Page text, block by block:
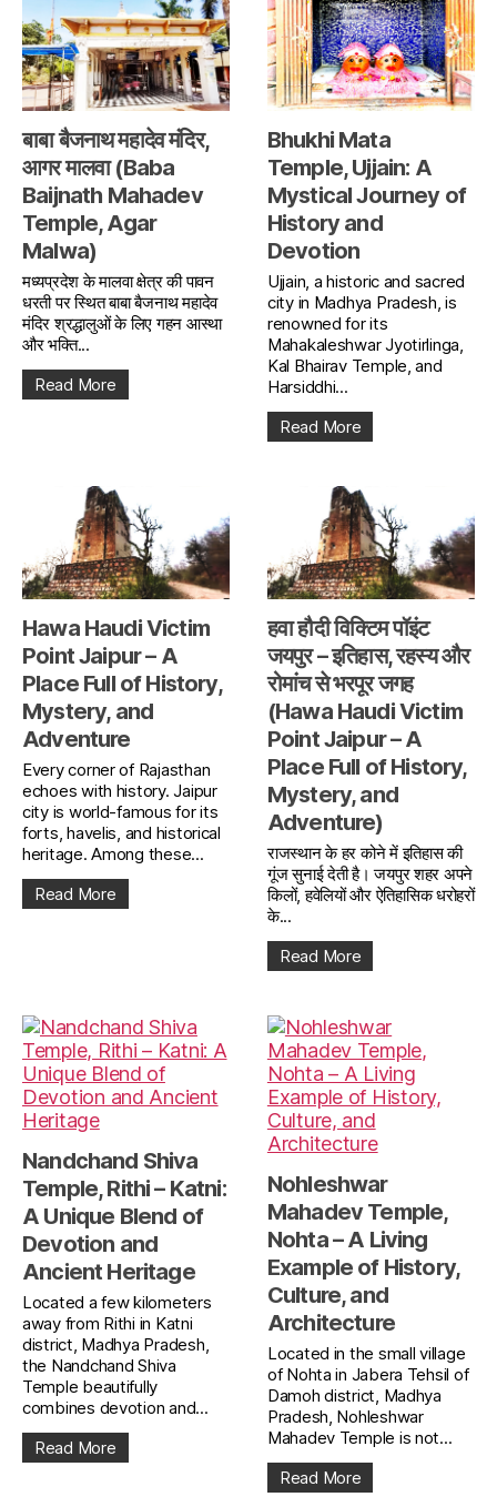
बाबा बैजनाथ महादेव मंदिर,
आगर मालवा (Baba
Baijnath Mahadev
Temple, Agar
Malwa)
मध्यप्रदेश के मालवा क्षेत्र की पावन
धरती पर स्थित बाबा बैजनाथ महादेव
मंदिर श्रद्धालुओं के लिए गहन आस्था
और भक्ति...
Read More
Bhukhi Mata
Temple, Ujjain: A
Mystical Journey of
History and
Devotion
Ujjain, a historic and sacred
city in Madhya Pradesh, is
renowned for its
Mahakaleshwar Jyotirlinga,
Kal Bhairav Temple, and
Harsiddhi...
Read More
Hawa Haudi Victim
Point Jaipur – A
Place Full of History,
Mystery, and
Adventure
Every corner of Rajasthan
echoes with history. Jaipur
city is world-famous for its
forts, havelis, and historical
heritage. Among these...
Read More
हवा हौदी विक्टिम पॉइंट
जयपुर – इतिहास, रहस्य और
रोमांच से भरपूर जगह
(Hawa Haudi Victim
Point Jaipur – A
Place Full of History,
Mystery, and
Adventure)
राजस्थान के हर कोने में इतिहास की
गूंज सुनाई देती है। जयपुर शहर अपने
किलों, हवेलियों और ऐतिहासिक धरोहरों
के...
Read More
Nandchand Shiva
Temple, Rithi – Katni:
A Unique Blend of
Devotion and
Ancient Heritage
Located a few kilometers
away from Rithi in Katni
district, Madhya Pradesh,
the Nandchand Shiva
Temple beautifully
combines devotion and...
Read More
Nohleshwar
Mahadev Temple,
Nohta – A Living
Example of History,
Culture, and
Architecture
Located in the small village
of Nohta in Jabera Tehsil of
Damoh district, Madhya
Pradesh, Nohleshwar
Mahadev Temple is not...
Read More